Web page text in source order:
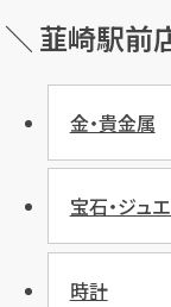
＼ 韮崎駅前
金・貴金属
宝石・ジュ
時計